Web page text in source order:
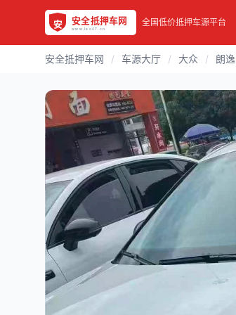
全国低价抵押车源平台
安全抵押车网 / 车源大厅 / 大众 / 朗逸